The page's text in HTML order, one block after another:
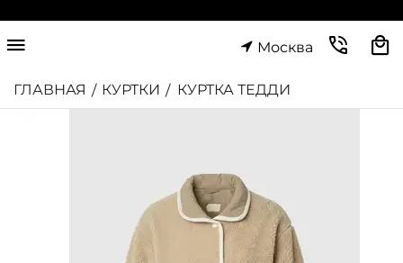
Москва
ГЛАВНАЯ / КУРТКИ / КУРТКА ТЕДДИ